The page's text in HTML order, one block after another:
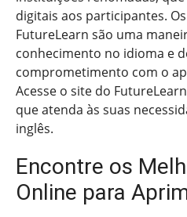
digitais aos participantes.
FutureLearn são uma
conhecimento no idioma e
comprometimento com o
Acesse o site do
que atenda às suas
inglês.
Encontre os
Online para